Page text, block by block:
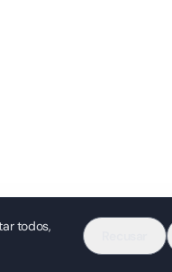
todos,